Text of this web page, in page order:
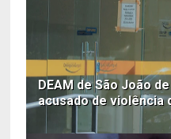
DEAM de São João
acusado de violência